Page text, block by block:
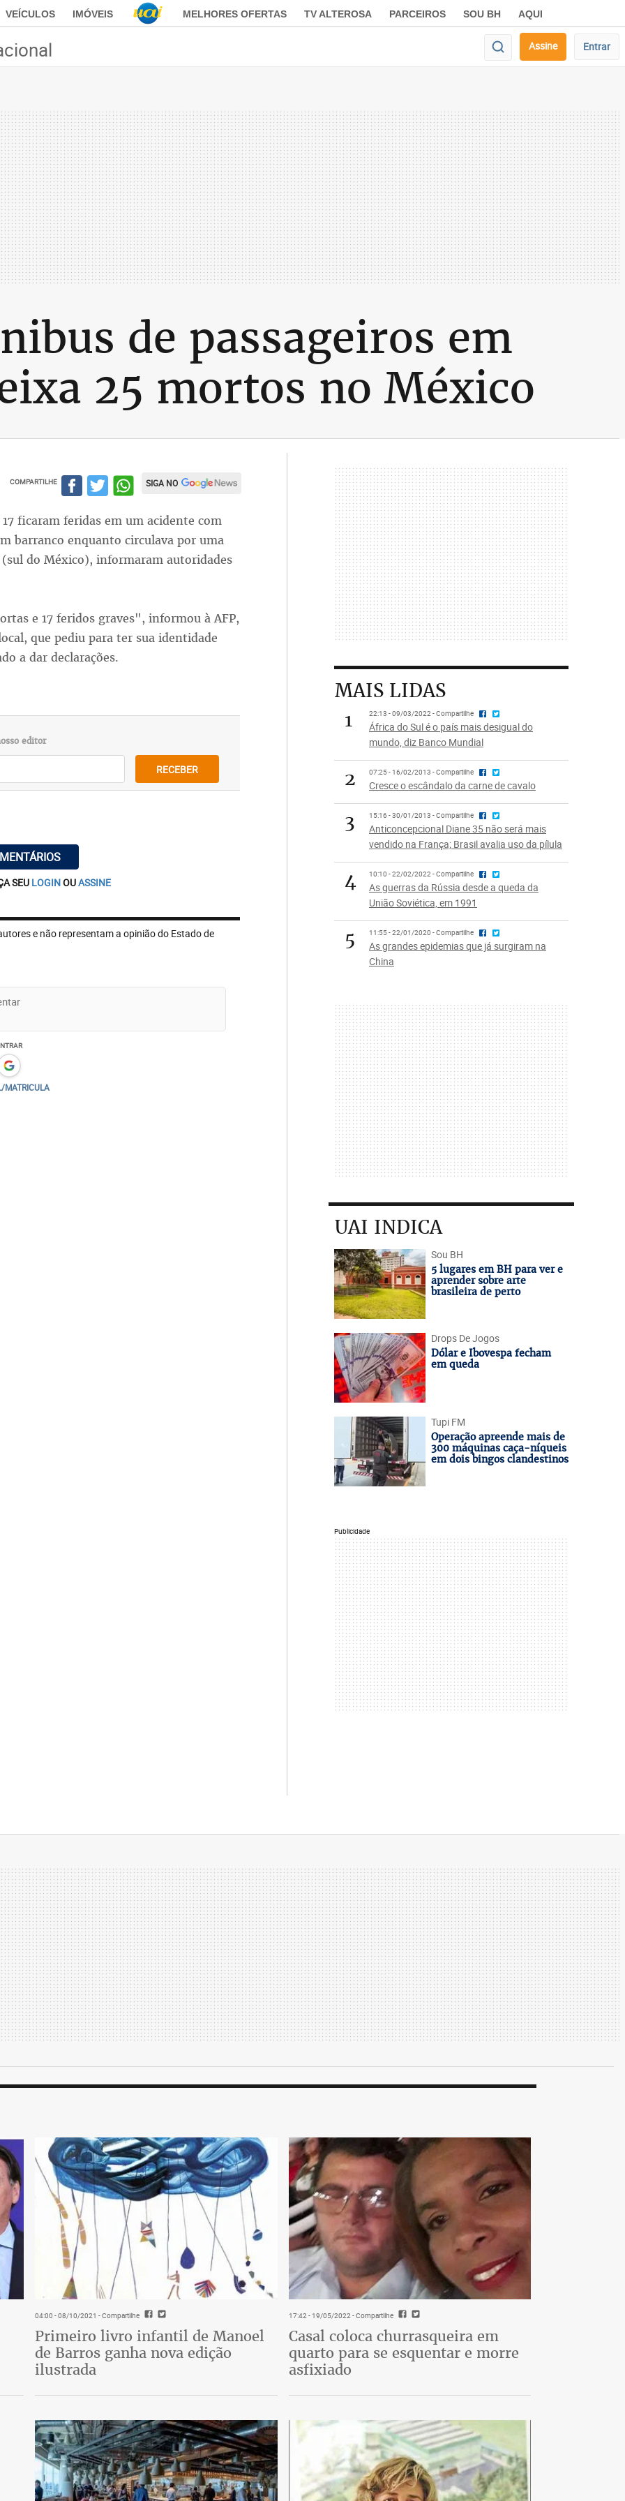
VEÍCULOS IMÓVEIS MELHORES OFERTAS TV ALTEROSA PARCEIROS SOU BH AQUI
Assine Entrar
de passageiros em
25 mortos no México
COMPARTILHE SIGA NO
ficaram feridas em um acidente com
barranco enquanto circulava por uma
do México), informaram autoridades
e 17 feridos graves", informou à AFP,
que pediu para ter sua identidade
a dar declarações.
editor
RECEBER
SEU LOGINOUASSINE
e não representam a opinião do Estado de
MATRICULA
MAIS LIDAS
1
22:13 - 09/03/2022 - Compartilhe
África do Sul é o país mais desigual do
mundo, diz Banco Mundial
2 07:25 - 16/02/2013 - Compartilhe
Cresce o escândalo da carne de cavalo
3 15:16 - 30/01/2013 - Compartilhe
Anticoncepcional Diane 35 não será mais
vendido na França; Brasil avalia uso da pílula
4 10:10 - 22/02/2022 - Compartilhe
As guerras da Rússia desde a queda da
União Soviética, em 1991
5 11:55 - 22/01/2020 - Compartilhe
As grandes epidemias que já surgiram na
China
UAI INDICA
Sou BH
5 lugares em BH para ver e
aprender sobre arte
brasileira de perto
Drops De Jogos
Dólar e Ibovespa fecham
em queda
Tupi FM
Operação apreende mais de
300 máquinas caça-níqueis
em dois bingos clandestinos
Publicidade
04:00 - 08/10/2021 - Compartilhe
Primeiro livro infantil de Manoel
de Barros ganha nova edição
ilustrada
17:42 - 19/05/2022- Compartilhe
Casal coloca churrasqueira em
quarto para se esquentar e morre
asfixiado